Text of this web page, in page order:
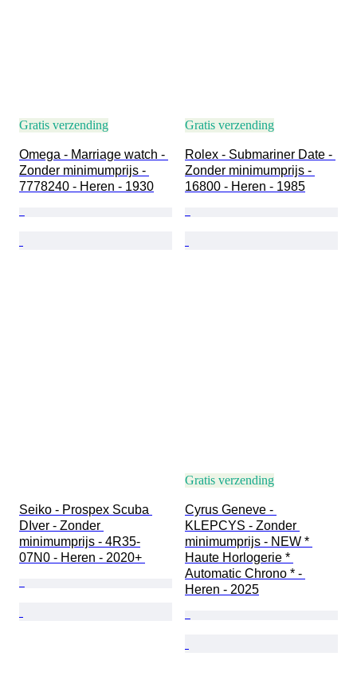
Gratis verzending
Omega - Marriage watch -
Zonder minimumprijs -
7778240 - Heren - 1930
Gratis verzending
Rolex - Submariner Date -
Zonder minimumprijs -
16800 - Heren - 1985
Seiko - Prospex Scuba
DIver - Zonder
minimumprijs - 4R35-
07N0 - Heren - 2020+
Gratis verzending
Cyrus Geneve -
KLEPCYS - Zonder
minimumprijs - NEW *
Haute Horlogerie *
Automatic Chrono * -
Heren - 2025